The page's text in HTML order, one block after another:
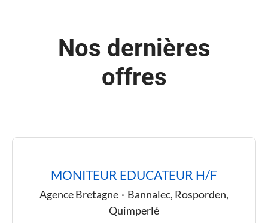
Nos dernières
offres
MONITEUR EDUCATEUR H/F
Agence Bretagne · Bannalec, Rosporden,
Quimperlé